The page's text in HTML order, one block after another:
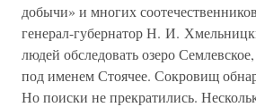
добычи» и многих
генерал-губернатор Н. И.
людей обследовать озеро
под именем Стоячее. Сокровищ
Но поиски не прекратились.